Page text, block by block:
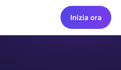
Inizia ora